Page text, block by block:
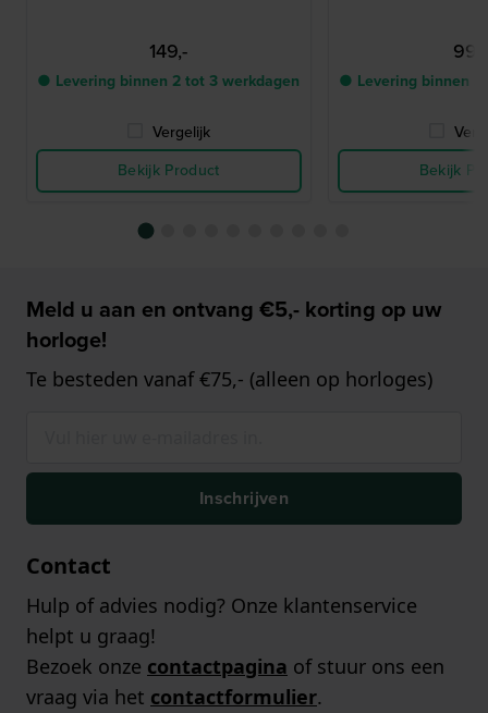
149,-
● Levering binnen 2 tot 3 werkdagen
Vergelijk
Bekijk Product
99,-
● Levering binnen
Bekijk
Meld u aan en ontvang €5,- korting op uw
horloge!
Te besteden vanaf €75,- (alleen op horloges)
Inschrijven
Contact
Hulp of advies nodig? Onze klantenservice
helpt u graag!
Bezoek onze contactpagina of stuur ons een
vraag via het contactformulier.